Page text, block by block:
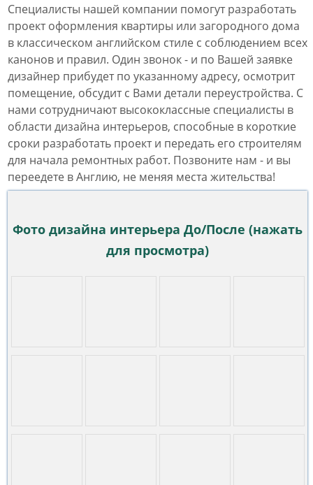
Специалисты нашей компании помогут разработать
проект оформления квартиры или загородного дома
в классическом английском стиле с соблюдением всех
канонов и правил. Один звонок - и по Вашей заявке
дизайнер прибудет по указанному адресу, осмотрит
помещение, обсудит с Вами детали переустройства. С
нами сотрудничают высококлассные специалисты в
области дизайна интерьеров, способные в короткие
сроки разработать проект и передать его строителям
для начала ремонтных работ. Позвоните нам - и вы
переедете в Англию, не меняя места жительства!
Фото дизайна интерьера До/После (нажать
для просмотра)